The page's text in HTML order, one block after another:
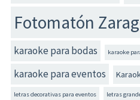
Fotomatón
karaoke para bodas karaoke
karaoke para eventos
letras decorativas para eventos letras